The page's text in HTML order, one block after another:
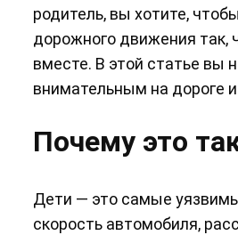
родитель, вы хотите,
дорожного движения так,
вместе. В этой статье вы
внимательным на дороге
Почему это
Дети — это самые
скорость автомобиля,